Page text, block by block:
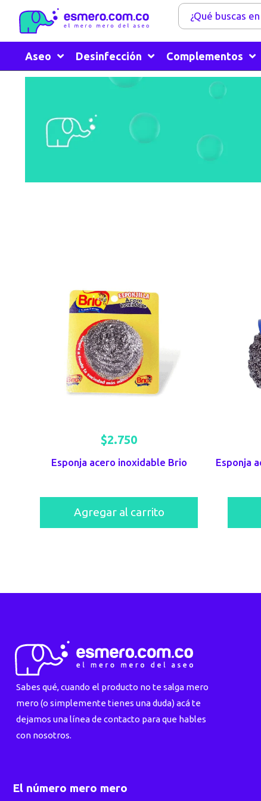
Aseo Desinfección Complementos
Esponja acero inoxidable Brio
$2.750
Agregar al carrito
Sabes qué, cuando el producto no te salga mero
mero (o simplemente tienes una duda) acá te
dejamos una línea de contacto para que hables
con nosotros.
El número mero mero